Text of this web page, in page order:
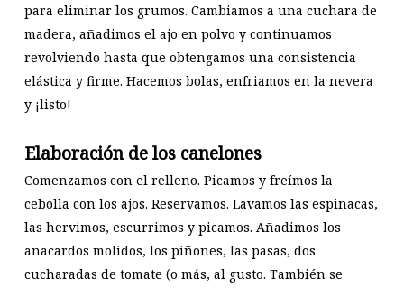
para eliminar los grumos. Cambiamos a una cuchara de
madera, añadimos el ajo en polvo y continuamos
revolviendo hasta que obtengamos una consistencia
elástica y firme. Hacemos bolas, enfriamos en la nevera
y ¡listo!
Elaboración de los canelones
Comenzamos con el relleno. Picamos y freímos la
cebolla con los ajos. Reservamos. Lavamos las espinacas,
las hervimos, escurrimos y picamos. Añadimos los
anacardos molidos, los piñones, las pasas, dos
cucharadas de tomate (o más, al gusto. También se